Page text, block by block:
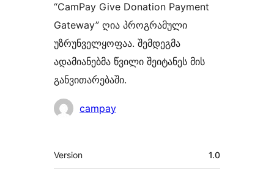
“CamPay Give Donation Payment
Gateway” ღია პროგრამული
უზრუნველყოფაა. შემდეგმა
ადამიანებმა წვილი შეიტანეს მის
განვითარებაში.
მონაწილეები
campay
მეტა
Version 1.0